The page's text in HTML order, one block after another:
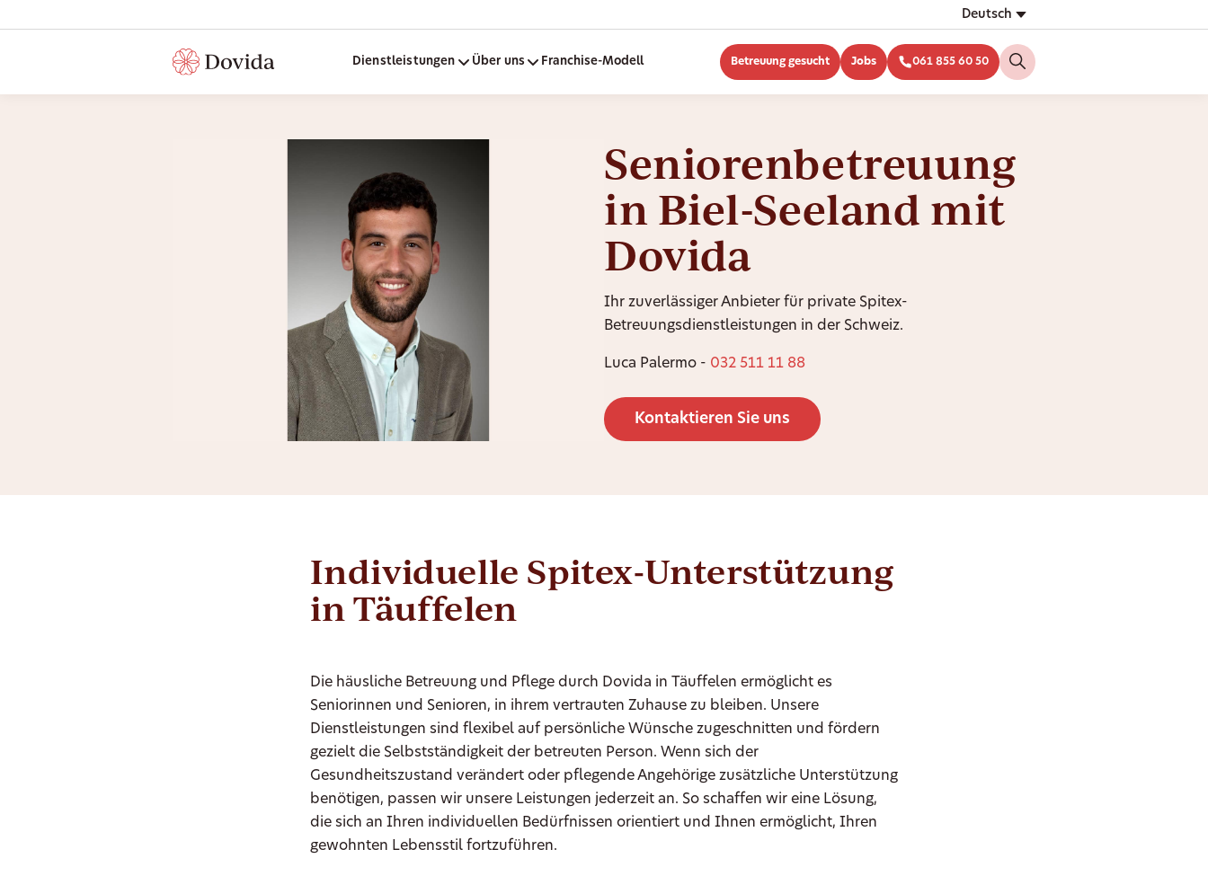
Deutsch
Dienstleistungen Über uns Franchise-Modell Betreuung gesucht Jobs 061 855 60 50
Seniorenbetreuung
in Biel-Seeland mit
Dovida
Ihr zuverlässiger Anbieter für private Spitex-
Betreuungsdienstleistungen in der Schweiz.
Luca Palermo - 032 511 11 88
Kontaktieren Sie uns
Individuelle Spitex-Unterstützung
in Täuffelen
Die häusliche Betreuung und Pflege durch Dovida in Täuffelen ermöglicht es
Seniorinnen und Senioren, in ihrem vertrauten Zuhause zu bleiben. Unsere
Dienstleistungen sind flexibel auf persönliche Wünsche zugeschnitten und fördern
gezielt die Selbstständigkeit der betreuten Person. Wenn sich der
Gesundheitszustand verändert oder pflegende Angehörige zusätzliche Unterstützung
benötigen, passen wir unsere Leistungen jederzeit an. So schaffen wir eine Lösung,
die sich an Ihren individuellen Bedürfnissen orientiert und Ihnen ermöglicht, Ihren
gewohnten Lebensstil fortzuführen.